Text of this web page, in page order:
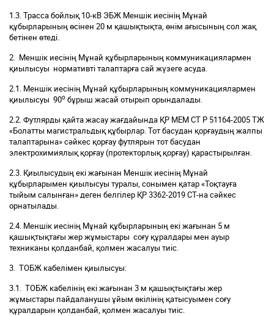
1.3. Трасса бойлық 10-кВ ЭБЖ Меншік иесінің Мұнай
құбырларының өсінен 20 м қашықтықта, өнім ағысының сол жақ
бетінен өтеді.
2. Меншік иесінің Мұнай құбырларының коммуникациялармен
қиылысуы нормативті талаптарға сай жүзеге асуда.
2.1. Меншік иесінің Мұнай құбырларының коммуникациялармен
қиылысуы 90о бұрыш жасай отырып орындалады.
2.2. Футлярды қайта жасау жағдайында ҚР МЕМ СТ Р 51164-2005 ТЖ
«Болатты магистральдық құбырлар. Тот басудан қорғаудың жалпы
талаптарына» сәйкес қорғау футлярын тот басудан
электрохимиялық қорғау (протекторлық қорғау) қарастырылған.
2.3. Қиылысудың екі жағынан Меншік иесінің Мұнай
құбырларымен қиылысуы туралы, сонымен қатар «Тоқтауға
тыйым салынған» деген белгілер ҚР 3362-2019 СТ-на сәйкес
орнатылады.
2.4. Меншік иесінің Мұнай құбырларының екі жағынан 5 м
қашықтықтағы жер жұмыстары соғу құралдары мен ауыр
техниканы қолданбай, қолмен жасалуы тиіс.
3. ТОБЖ кабелімен қиылысуы:
3.1. ТОБЖ кабелінің екі жағынан 3 м қашықтықтағы жер
жұмыстары пайдаланушы ұйым өкілінің қатысуымен соғу
құралдарын қолданбай, қолмен жасалуы тиіс.